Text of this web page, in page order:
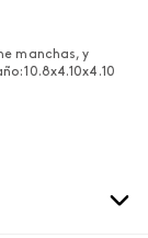
manchas, y
10.8x4.10x4.10